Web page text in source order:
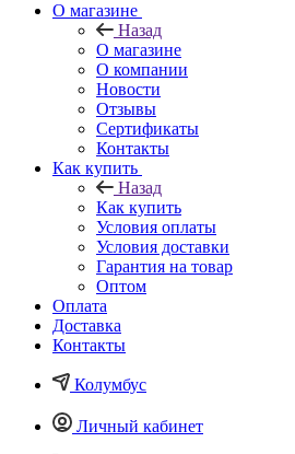
О магазине
Назад
О магазине
О компании
Новости
Отзывы
Сертификаты
Контакты
Как купить
Назад
Как купить
Условия оплаты
Условия доставки
Гарантия на товар
Оптом
Оплата
Доставка
Контакты
Колумбус
Личный кабинет